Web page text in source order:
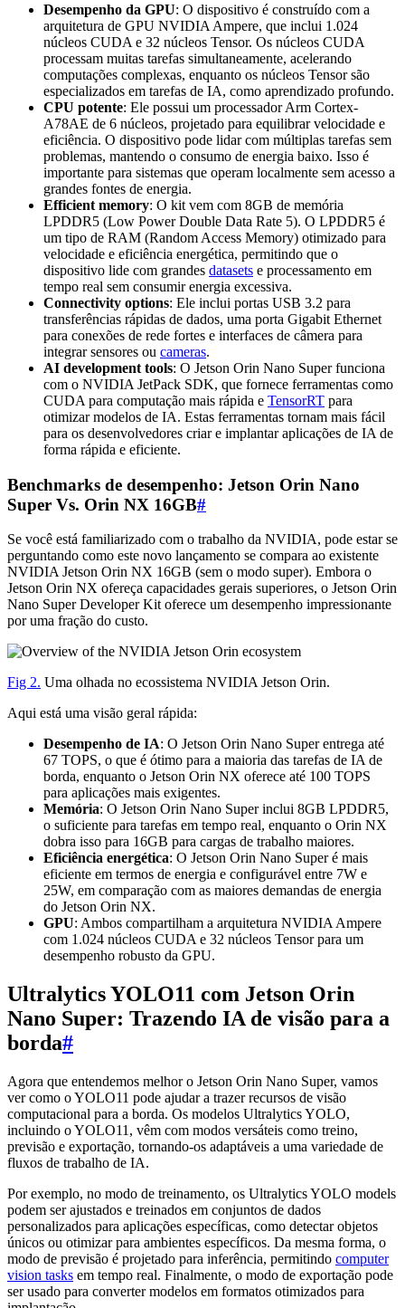
Desempenho da GPU: O dispositivo é construído com a
arquitetura de GPU NVIDIA Ampere, que inclui 1.024
núcleos CUDA e 32 núcleos Tensor. Os núcleos CUDA
processam muitas tarefas simultaneamente, acelerando
computações complexas, enquanto os núcleos Tensor são
especializados em tarefas de IA, como aprendizado profundo.
CPU potente: Ele possui um processador Arm Cortex-
A78AE de 6 núcleos, projetado para equilibrar velocidade e
eficiência. O dispositivo pode lidar com múltiplas tarefas sem
problemas, mantendo o consumo de energia baixo. Isso é
importante para sistemas que operam localmente sem acesso a
grandes fontes de energia.
Efficient memory: O kit vem com 8GB de memória
LPDDR5 (Low Power Double Data Rate 5). O LPDDR5 é
um tipo de RAM (Random Access Memory) otimizado para
velocidade e eficiência energética, permitindo que o
dispositivo lide com grandes datasets e processamento em
tempo real sem consumir energia excessiva.
Connectivity options: Ele inclui portas USB 3.2 para
transferências rápidas de dados, uma porta Gigabit Ethernet
para conexões de rede fortes e interfaces de câmera para
integrar sensores ou cameras.
AI development tools: O Jetson Orin Nano Super funciona
com o NVIDIA JetPack SDK, que fornece ferramentas como
CUDA para computação mais rápida e TensorRT para
otimizar modelos de IA. Estas ferramentas tornam mais fácil
para os desenvolvedores criar e implantar aplicações de IA de
forma rápida e eficiente.
Benchmarks de desempenho: Jetson Orin Nano
Super Vs. Orin NX 16GB#
Se você está familiarizado com o trabalho da NVIDIA, pode estar se
perguntando como este novo lançamento se compara ao existente
NVIDIA Jetson Orin NX 16GB (sem o modo super). Embora o
Jetson Orin NX ofereça capacidades gerais superiores, o Jetson Orin
Nano Super Developer Kit oferece um desempenho impressionante
por uma fração do custo.
Fig 2. Uma olhada no ecossistema NVIDIA Jetson Orin.
Aqui está uma visão geral rápida:
Desempenho de IA: O Jetson Orin Nano Super entrega até
67 TOPS, o que é ótimo para a maioria das tarefas de IA de
borda, enquanto o Jetson Orin NX oferece até 100 TOPS
para aplicações mais exigentes.
Memória: O Jetson Orin Nano Super inclui 8GB LPDDR5,
o suficiente para tarefas em tempo real, enquanto o Orin NX
dobra isso para 16GB para cargas de trabalho maiores.
Eficiência energética: O Jetson Orin Nano Super é mais
eficiente em termos de energia e configurável entre 7W e
25W, em comparação com as maiores demandas de energia
do Jetson Orin NX.
GPU: Ambos compartilham a arquitetura NVIDIA Ampere
com 1.024 núcleos CUDA e 32 núcleos Tensor para um
desempenho robusto da GPU.
Ultralytics YOLO11 com Jetson Orin
Nano Super: Trazendo IA de visão para a
borda#
Agora que entendemos melhor o Jetson Orin Nano Super, vamos
ver como o YOLO11 pode ajudar a trazer recursos de visão
computacional para a borda. Os modelos Ultralytics YOLO,
incluindo o YOLO11, vêm com modos versáteis como treino,
previsão e exportação, tornando-os adaptáveis a uma variedade de
fluxos de trabalho de IA.
Por exemplo, no modo de treinamento, os Ultralytics YOLO models
podem ser ajustados e treinados em conjuntos de dados
personalizados para aplicações específicas, como detectar objetos
únicos ou otimizar para ambientes específicos. Da mesma forma, o
modo de previsão é projetado para inferência, permitindo computer
vision tasks em tempo real. Finalmente, o modo de exportação pode
ser usado para converter modelos em formatos otimizados para